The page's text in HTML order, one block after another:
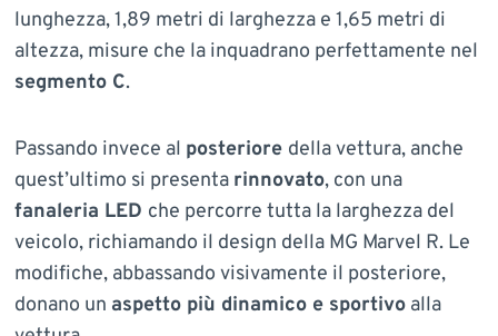
lunghezza, 1,89 metri di larghezza e 1,65 metri di
altezza, misure che la inquadrano perfettamente nel
segmento C.
Passando invece al posteriore della vettura, anche
quest’ultimo si presenta rinnovato, con una
fanaleria LED che percorre tutta la larghezza del
veicolo, richiamando il design della MG Marvel R. Le
modifiche, abbassando visivamente il posteriore,
donano un aspetto più dinamico e sportivoalla